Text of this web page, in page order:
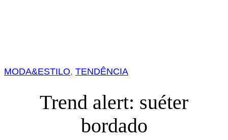
MODA&ESTILO, TENDÊNCIA
Trend alert: suéter
bordado